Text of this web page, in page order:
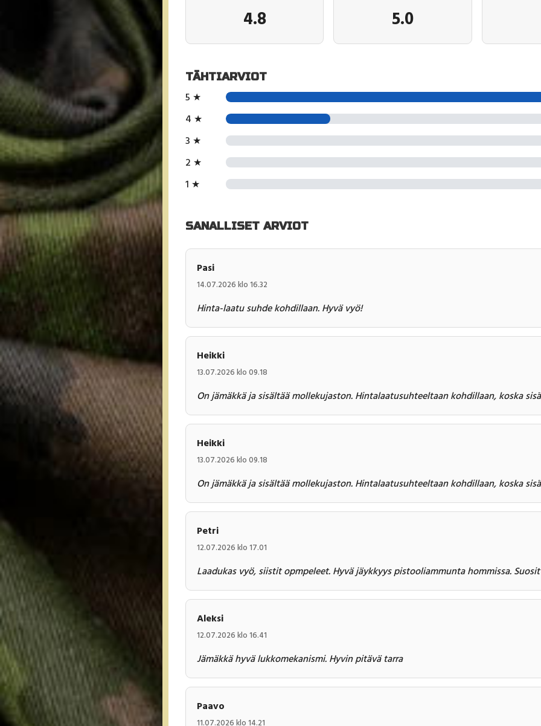
4.8 5.0
TÄHTIARVIOT
5 ★
4 ★
3 ★
2 ★
1 ★
SANALLISET ARVIOT
Pasi
14.07.2026 klo 16.32
Hinta-laatu suhde kohdillaan. Hyvä vyö!
Heikki
13.07.2026 klo 09.18
On jämäkkä ja sisältää mollekujaston. Hintalaatusuhteeltaan kohdillaan, koska
Heikki
13.07.2026 klo 09.18
On jämäkkä ja sisältää mollekujaston. Hintalaatusuhteeltaan kohdillaan, koska
Petri
12.07.2026 klo 17.01
Laadukas vyö, siistit opmpeleet. Hyvä jäykkyys pistooliammunta hommissa.
Aleksi
12.07.2026 klo 16.41
Jämäkkä hyvä lukkomekanismi. Hyvin pitävä tarra
Paavo
11.07.2026 klo 14.21